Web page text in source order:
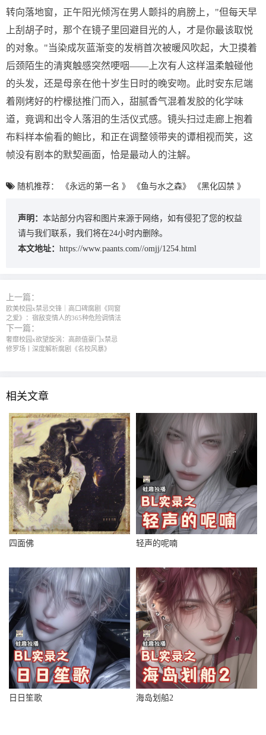
转向落地窗，正午阳光倾泻在男人颤抖的肩膀上，"但每天早
上刮胡子时，那个在镜子里回避目光的人，才是你最该取悦
的对象。"当染成灰蓝渐变的发梢首次被暖风吹起，大卫摸着
后颈陌生的清爽触感突然哽咽——上次有人这样温柔触碰他
的头发，还是母亲在他十岁生日时的晚安吻。此时安东尼端
着刚烤好的柠檬挞推门而入，甜腻香气混着发胶的化学味
道，竟调和出令人落泪的生活仪式感。镜头扫过走廊上抱着
布料样本偷看的鲍比，和正在调整领带夹的谭相视而笑，这
帧没有剧本的默契画面，恰是最动人的注解。
随机推荐： 《永远的第一名 》 《鱼与水之森》 《黑化囚禁 》
声明： 本站部分内容和图片来源于网络，如有侵犯了您的权益
请与我们联系，我们将在24小时内删除。
本文地址： https://www.paants.com//omjj/1254.html
上一篇：
欧美校园x禁忌交锋｜高口碑腐剧《同窗
之爱》：宿敌变情人的365种危险调情法
下一篇：
奢靡校园x欲望旋涡：高颜值豪门x禁忌
修罗场丨深度解析腐剧《名校风暴》
相关文章
四面佛 轻声的呢喃
日日笙歌 海岛划船2